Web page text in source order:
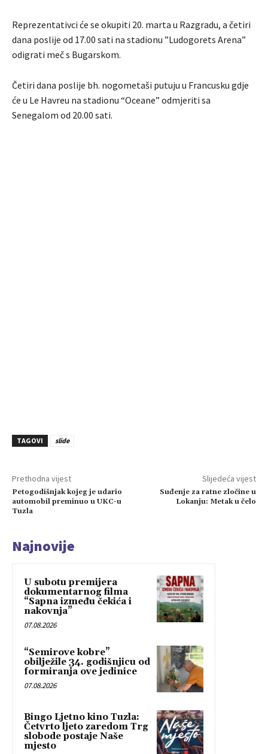
Reprezentativci će se okupiti 20. marta u Razgradu, a četiri
dana poslije od 17.00 sati na stadionu ”Ludogorets Arena”
odigrati meč s Bugarskom.
Četiri dana poslije bh. nogometaši putuju u Francusku gdje
će u Le Havreu na stadionu “Oceane” odmjeriti sa
Senegalom od 20.00 sati.
TAGOVI slide
Prethodna vijest
Petogodišnjak kojeg je udario
automobil preminuo u UKC-u
Tuzla
Slijedeća vijest
Suđenje za ratne zločine u
Lokanju: Metak u čelo
Najnovije
U subotu premijera
dokumentarnog filma
“Sapna između čekića i
nakovnja”
07.08.2026
“Semirove kobre”
obilježile 34. godišnjicu od
formiranja ove jedinice
07.08.2026
Bingo Ljetno kino Tuzla:
Četvrto ljeto zaredom Trg
slobode postaje Naše
mjesto